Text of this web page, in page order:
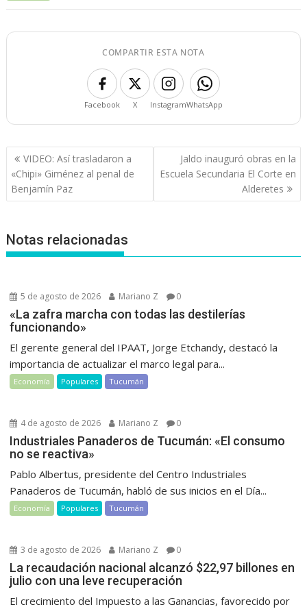
COMPARTIR ESTA NOTA
Facebook X InstagramWhatsApp
Navegación
de
entradas
VIDEO: Así trasladaron a
«Chipi» Giménez al penal de
Benjamín Paz
Jaldo inauguró obras en la
Escuela Secundaria El Corte en
Alderetes
Notas relacionadas
5 de agosto de 2026 Mariano Z 0
«La zafra marcha con todas las destilerías
funcionando»
El gerente general del IPAAT, Jorge Etchandy, destacó la
importancia de actualizar el marco legal para...
Economía Populares Tucumán
4 de agosto de 2026 Mariano Z 0
Industriales Panaderos de Tucumán: «El consumo
no se reactiva»
Pablo Albertus, presidente del Centro Industriales
Panaderos de Tucumán, habló de sus inicios en el Día...
Economía Populares Tucumán
3 de agosto de 2026 Mariano Z 0
La recaudación nacional alcanzó $22,97 billones en
julio con una leve recuperación
El crecimiento del Impuesto a las Ganancias, favorecido por